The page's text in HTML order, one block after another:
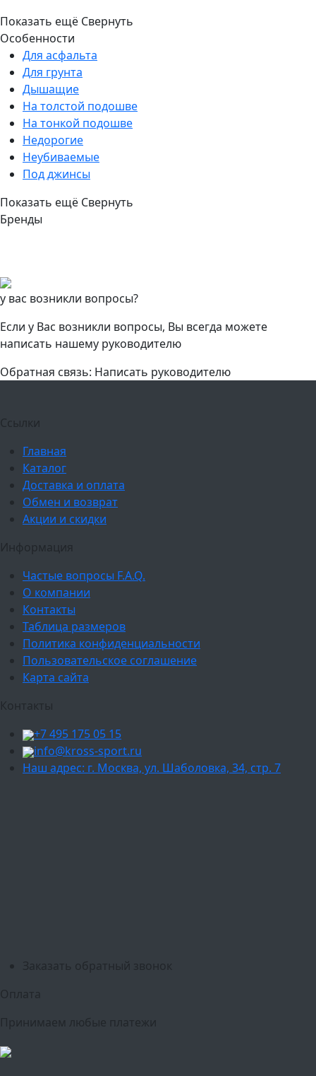
Показать ещё Свернуть
Особенности
Для асфальта
Для грунта
Дышащие
На толстой подошве
На тонкой подошве
Недорогие
Неубиваемые
Под джинсы
Показать ещё Свернуть
Бренды
у вас возникли вопросы?
Если у Вас возникли вопросы, Вы всегда можете
написать нашему руководителю
Обратная связь: Написать руководителю
Ссылки
Главная
Каталог
Доставка и оплата
Обмен и возврат
Акции и скидки
Информация
Частые вопросы F.A.Q.
О компании
Контакты
Таблица размеров
Политика конфиденциальности
Пользовательское соглашение
Карта сайта
Контакты
+7 495 175 05 15
info@kross-sport.ru
Наш адрес: г. Москва, ул. Шаболовка, 34, стр. 7
Заказать обратный звонок
Оплата
Принимаем любые платежи